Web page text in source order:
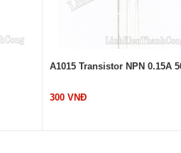
A1015 Transistor NPN 0.15A
300 VNĐ